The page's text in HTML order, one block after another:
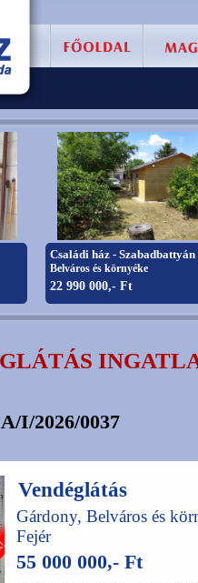
Családi ház - Szabadbattyán
Belváros és környéke
22 990 000,- Ft
I/2026/0037
Vendéglátás
Gárdony, Belváros és
Fejér
55 000 000,- Ft